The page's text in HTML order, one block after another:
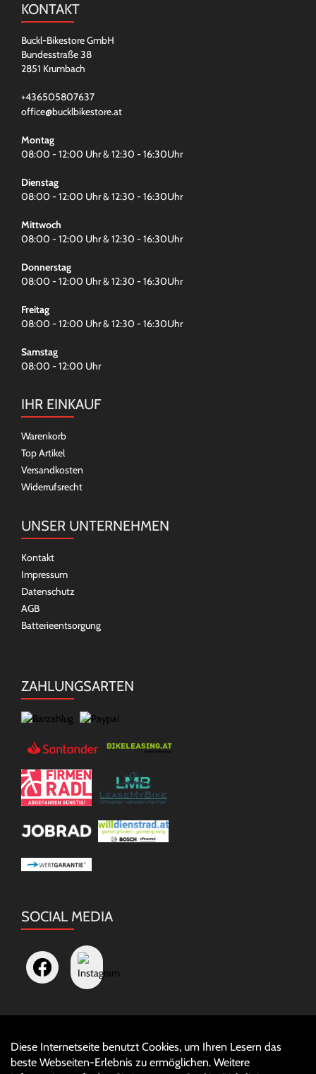
KONTAKT
Buckl-Bikestore GmbH
Bundesstraße 38
2851 Krumbach
+436505807637
office@bucklbikestore.at
Montag
08:00 - 12:00 Uhr & 12:30 - 16:30Uhr
Dienstag
08:00 - 12:00 Uhr & 12:30 - 16:30Uhr
Mittwoch
08:00 - 12:00 Uhr & 12:30 - 16:30Uhr
Donnerstag
08:00 - 12:00 Uhr & 12:30 - 16:30Uhr
Freitag
08:00 - 12:00 Uhr & 12:30 - 16:30Uhr
Samstag
08:00 - 12:00 Uhr
IHR EINKAUF
Warenkorb
Top Artikel
Versandkosten
Widerrufsrecht
UNSER UNTERNEHMEN
Kontakt
Impressum
Datenschutz
AGB
Batterieentsorgung
ZAHLUNGSARTEN
SOCIAL MEDIA
Diese Internetseite benutzt Cookies, um Ihren Lesern das
beste Webseiten-Erlebnis zu ermöglichen. Weitere
Auftrag widerrufen